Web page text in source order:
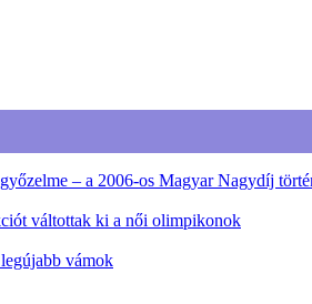
– a 2006-os Magyar Nagydíj
váltottak ki a női olimpikonok
vámok